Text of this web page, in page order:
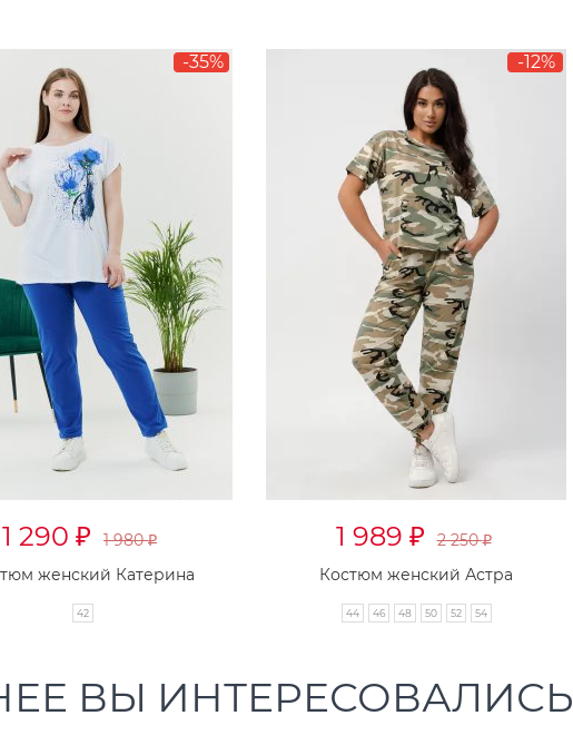
-35%
1 290 ₽ 1 980₽
женский Катерина
42
-12%
1 989 ₽ 2 250₽
Костюм женский Астра
44 46 48 50 52 54
ВЫ ИНТЕРЕСОВАЛИСЬ